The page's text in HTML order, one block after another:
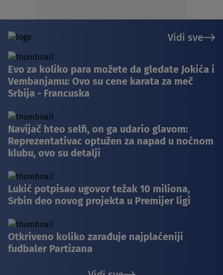
Vidi sve
Evo za koliko para možete da gledate Jokića i
Vembanjamu: Ovo su cene karata za meč
Srbija - Francuska
Navijač hteo selfi, on ga udario glavom:
Reprezentativac optužen za napad u noćnom
klubu, ovo su detalji
Lukić potpisao ugovor težak 10 miliona,
Srbin deo novog projekta u Premijer ligi
Otkriveno koliko zarađuje najplaćeniji
fudbaler Partizana